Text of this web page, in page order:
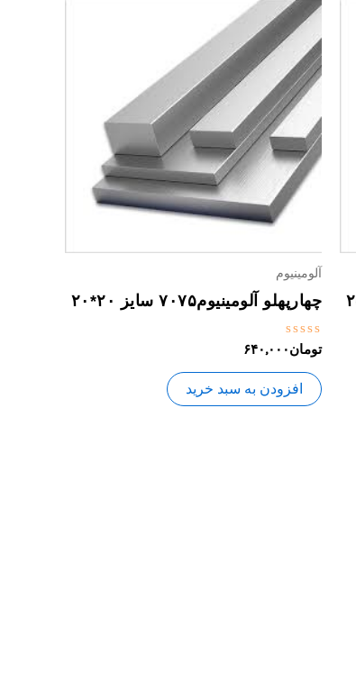
آلومینیوم
چهارپهلو آلومینیوم۷۰۷۵ سایز ۲۰*۲۰
نمره
0
از
5
تومان۶۴۰,۰۰۰
افزودن به سبد خرید